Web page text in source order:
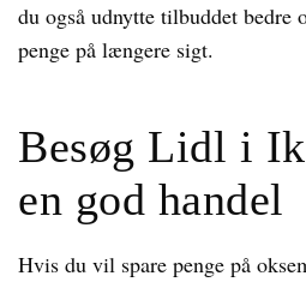
du også udnytte tilbuddet bedre
penge på længere sigt.
Besøg Lidl i
en god handel
Hvis du vil spare penge på